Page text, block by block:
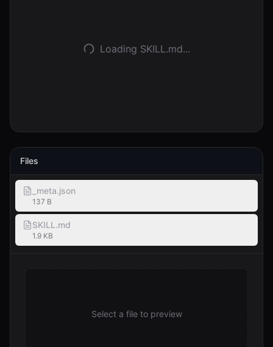
Loading SKILL.md...
Files
_meta.json
137 B
SKILL.md
1.9 KB
Select a file to preview